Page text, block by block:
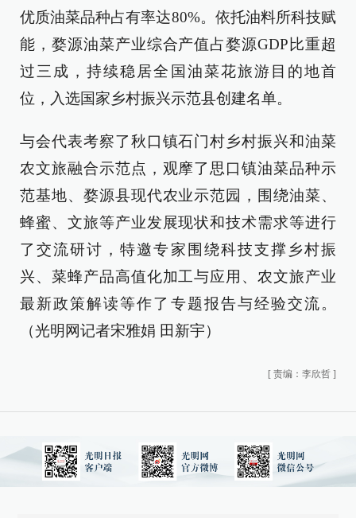
优质油菜品种占有率达80%。依托油料所科技赋
能，婺源油菜产业综合产值占婺源GDP比重超
过三成，持续稳居全国油菜花旅游目的地首
位，入选国家乡村振兴示范县创建名单。
与会代表考察了秋口镇石门村乡村振兴和油菜
农文旅融合示范点，观摩了思口镇油菜品种示
范基地、婺源县现代农业示范园，围绕油菜、
蜂蜜、文旅等产业发展现状和技术需求等进行
了交流研讨，特邀专家围绕科技支撑乡村振
兴、菜蜂产品高值化加工与应用、农文旅产业
最新政策解读等作了专题报告与经验交流。
（光明网记者宋雅娟 田新宇）
[ 责编：李欣哲 ]